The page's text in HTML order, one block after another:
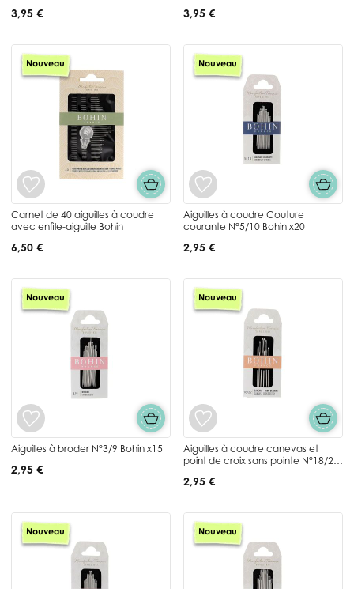
3,95 € 3,95 €
Nouveau
Carnet de 40 aiguilles à coudre
avec enfile-aiguille Bohin
6,50 €
Nouveau
Aiguilles à coudre Couture
courante N°5/10 Bohin x20
2,95 €
Nouveau
Aiguilles à broder N°3/9 Bohin x15
2,95 €
Nouveau
Aiguilles à coudre canevas et
point de croix sans pointe N°18/22
2,95 €
Nouveau Nouveau